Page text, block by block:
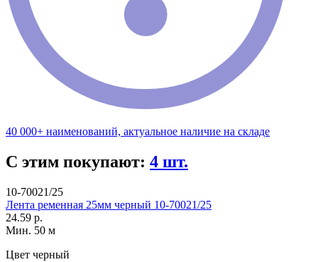
40 000+ наименований, актуальное наличие на складе
С этим покупают: 4 шт.
10-70021/25
Лента ременная 25мм черный 10-70021/25
24.59 р.
Мин. 50 м
Цвет черный